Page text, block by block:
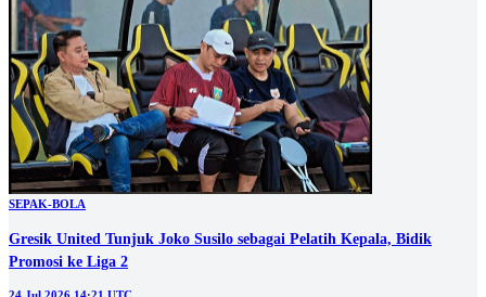
SEPAK-BOLA
Gresik United Tunjuk Joko Susilo sebagai Pelatih Kepala, Bidik
Promosi ke Liga 2